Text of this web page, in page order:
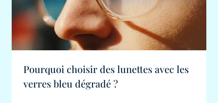
Pourquoi choisir des lunettes avec les
verres bleu dégradé ?